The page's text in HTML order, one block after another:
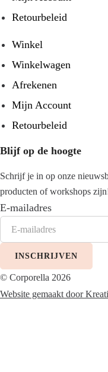
Retourbeleid
Winkel
Winkelwagen
Afrekenen
Mijn Account
Retourbeleid
Blijf op de hoogte
Schrijf je in op onze
producten of workshops
E-mailadres
INSCHRIJVEN
© Corporella 2026
Website gemaakt door